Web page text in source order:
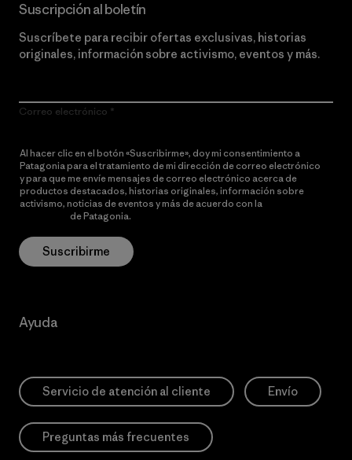
Suscripción al boletín
Suscríbete para recibir ofertas exclusivas, historias
originales, información sobre activismo, eventos y más.
Correo electrónico
Al hacer clic en el botón «Suscribirme», doy mi consentimiento a
Patagonia para el tratamiento de mi dirección de correo electrónico
y para que me envíe mensajes de correo electrónico acerca de
productos destacados, historias originales, información sobre
activismo, noticias de eventos y más de acuerdo con la
de Patagonia.
Suscribirme
Ayuda
Servicio de atención al cliente Envío
Preguntas más frecuentes